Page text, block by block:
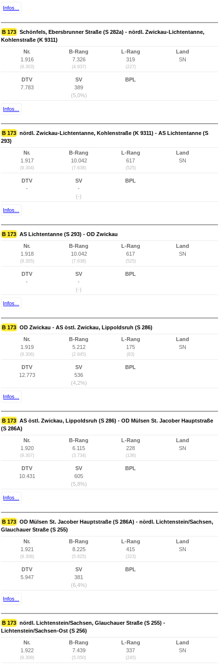
Infos...
B 173 Schönfels, Ebersbrunner Straße (S 282a) - nördl. Zwickau-Lichtentanne,
Kohlenstraße (K 9311)
Nr.
1.916
(9.303)
B-Rang
7.326
(4.937)
L-Rang
319
(227)
Land
SN
DTV
7.783
SV
389
(5,0%)
BPL
Infos...
B 173 nördl. Zwickau-Lichtentanne, Kohlenstraße (K 9311) - AS Lichtentanne (S
293)
Nr.
1.917
(9.304)
B-Rang
10.042
(7.638)
L-Rang
617
(525)
Land
SN
DTV
-
SV
-
(-)
BPL
Infos...
B 173 AS Lichtentanne (S 293) - OD Zwickau
Nr.
1.918
(9.305)
B-Rang
10.042
(7.638)
L-Rang
617
(525)
Land
SN
DTV
-
SV
-
(-)
BPL
Infos...
B 173 OD Zwickau - AS östl. Zwickau, Lippoldsruh (S 286)
Nr.
1.919
(9.306)
B-Rang
5.212
(2.845)
L-Rang
175
(83)
Land
SN
DTV
12.773
SV
536
(4,2%)
BPL
Infos...
B 173 AS östl. Zwickau, Lippoldsruh (S 286) - OD Mülsen St. Jacober Hauptstraße
(S 286A)
Nr.
1.920
(9.307)
B-Rang
6.115
(3.734)
L-Rang
228
(136)
Land
SN
DTV
10.431
SV
605
(5,8%)
BPL
Infos...
B 173 OD Mülsen St. Jacober Hauptstraße (S 286A) - nördl. Lichtenstein/Sachsen,
Glauchauer Straße (S 255)
Nr.
1.921
(9.308)
B-Rang
8.225
(5.825)
L-Rang
415
(323)
Land
SN
DTV
5.947
SV
381
(6,4%)
BPL
Infos...
B 173 nördl. Lichtenstein/Sachsen, Glauchauer Straße (S 255) -
Lichtenstein/Sachsen-Ost (S 256)
Nr.
1.922
(9.309)
B-Rang
7.439
(5.050)
L-Rang
337
(245)
Land
SN